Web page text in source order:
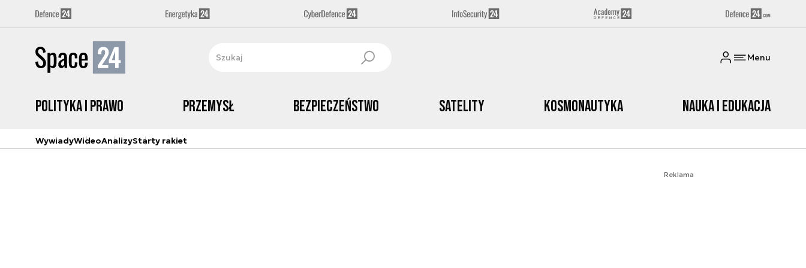
Menu
Polityka i prawo Przemysł Bezpieczeństwo Satelity Kosmonautyka Nauka i edukacja
WywiadyWideoAnalizyStarty rakiet
Reklama